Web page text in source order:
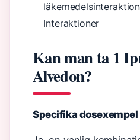
Interaktioner
Kan man ta 1
Alvedon?
Specifika dosexempel